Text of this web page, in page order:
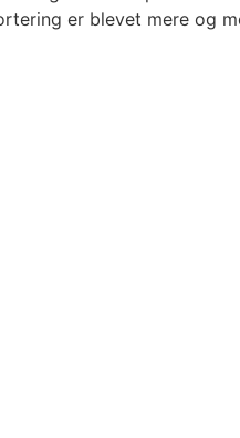
er blevet mere og